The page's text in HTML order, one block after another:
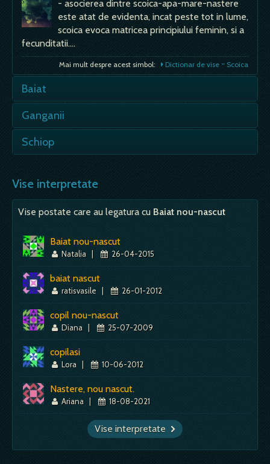
- asocierea dintre scoica-apa-mare-nastere
este atat de evidenta, incat peste tot in lume,
scoica evoca matricea principiului feminin, si a
fecunditatii.…
Mai mult despre acest simbol: Dictionar de vise ~ Scoica
Baiat
- semn bun în general; început, situatie
incipienta în care va aflati.…
Ganganii
un loc sau pe o portiune a corpoului, fac aluzie
Mai mult despre acest simbol:
Schiop
Talleyrand ... dar oricat de multe calitati ar
avea, handicapul lor nu poate…
Mai mult despre acest simbol: Dictionar de vise ~ Schiop
Vise interpretate
Vise postate care au legatura cu Baiat nou-nascut
Baiat nou-nascut
Natalia | 26-04-2015
baiat nascut
ratisvasile | 26-01-2012
copil nou-nascut
Diana | 25-07-2009
copilasi
Lora | 10-06-2012
Nastere, nou nascut.
Ariana | 18-08-2021
Vise interpretate